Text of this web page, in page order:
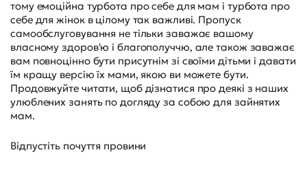
тому емоційна турбота про себе для мам і турбота про
себе для жінок в цілому так важливі. Пропуск
самообслуговування не тільки заважає вашому
власному здоров'ю і благополуччю, але також заважає
вам повноцінно бути присутнім зі своїми дітьми і давати
їм кращу версію їх мами, якою ви можете бути.
Продовжуйте читати, щоб дізнатися про деякі з наших
улюблених занять по догляду за собою для зайнятих
мам.
Відпустіть почуття провини